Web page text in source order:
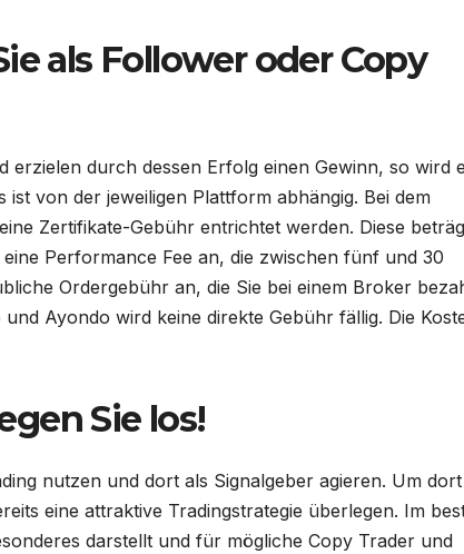
als Follower oder Copy
erzielen durch dessen Erfolg einen Gewinn, so wird
von der jeweiligen Plattform abhängig. Bei dem
Zertifikate-Gebühr entrichtet werden. Diese
Performance Fee an, die zwischen fünf und 30
Ordergebühr an, die Sie bei einem Broker
Ayondo wird keine direkte Gebühr fällig. Die
Sie los!
nutzen und dort als Signalgeber agieren. Um dort
eine attraktive Tradingstrategie überlegen. Im
darstellt und für mögliche Copy Trader und